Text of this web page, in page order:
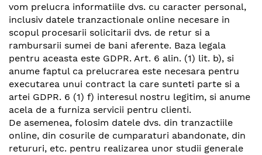
vom prelucra informatiile dvs. cu caracter personal,
inclusiv datele tranzactionale online necesare in
scopul procesarii solicitarii dvs. de retur si a
rambursarii sumei de bani aferente. Baza legala
pentru aceasta este GDPR. Art. 6 alin. (1) lit. b), si
anume faptul ca prelucrarea este necesara pentru
executarea unui contract la care sunteti parte si a
artei GDPR. 6 (1) f) interesul nostru legitim, si anume
acela de a furniza servicii pentru clienti.
De asemenea, folosim datele dvs. din tranzactiile
online, din cosurile de cumparaturi abandonate, din
retururi, etc. pentru realizarea unor studii generale